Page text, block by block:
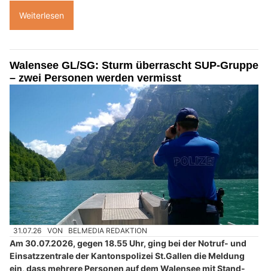
Weiterlesen
Walensee GL/SG: Sturm überrascht SUP-Gruppe
– zwei Personen werden vermisst
31.07.26 VON BELMEDIA REDAKTION
Am 30.07.2026, gegen 18.55 Uhr, ging bei der Notruf- und
Einsatzzentrale der Kantonspolizei St.Gallen die Meldung
ein, dass mehrere Personen auf dem Walensee mit Stand-